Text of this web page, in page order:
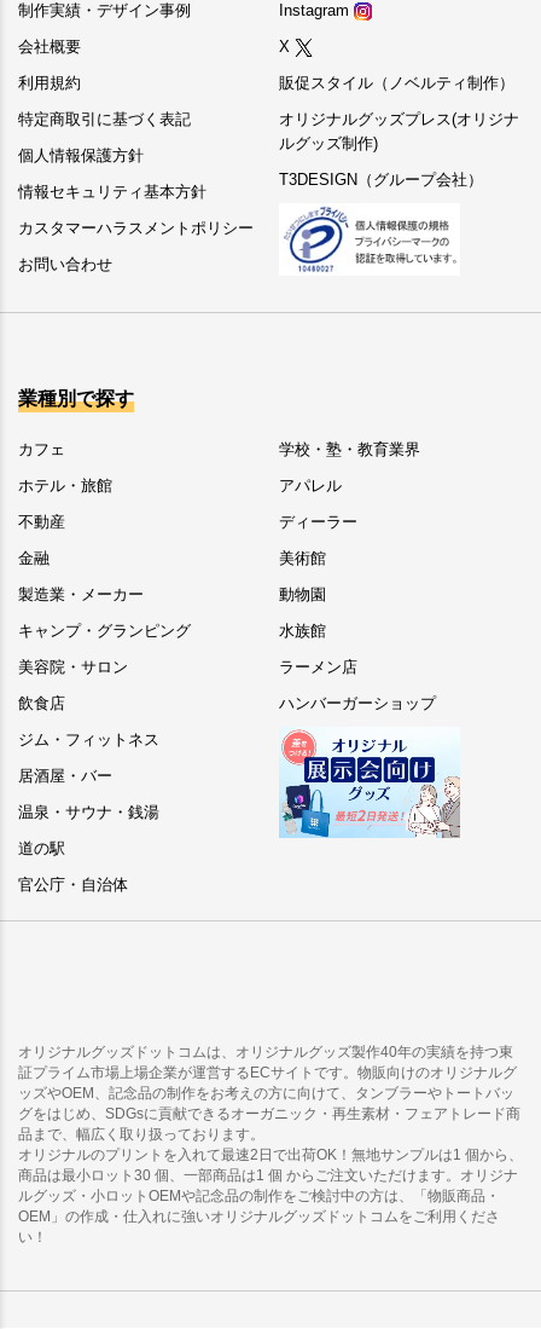
制作実績・デザイン事例
会社概要
利用規約
特定商取引に基づく表記
個人情報保護方針
情報セキュリティ基本方針
カスタマーハラスメントポリシー
お問い合わせ
Instagram
X
販促スタイル（ノベルティ制作）
オリジナルグッズプレス(オリジナ
ルグッズ制作)
T3DESIGN（グループ会社）
業種別で探す
カフェ
ホテル・旅館
不動産
金融
製造業・メーカー
キャンプ・グランピング
美容院・サロン
飲食店
ジム・フィットネス
居酒屋・バー
温泉・サウナ・銭湯
道の駅
官公庁・自治体
学校・塾・教育業界
アパレル
ディーラー
美術館
動物園
水族館
ラーメン店
ハンバーガーショップ
オリジナルグッズドットコムは、オリジナルグッズ製作40年の実績を持つ東
証プライム市場上場企業が運営するECサイトです。物販向けのオリジナルグ
ッズやOEM、記念品の制作をお考えの方に向けて、タンブラーやトートバッ
グをはじめ、SDGsに貢献できるオーガニック・再生素材・フェアトレード商
品まで、幅広く取り扱っております。
オリジナルのプリントを入れて最速2日で出荷OK！無地サンプルは1 個から、
商品は最小ロット30 個、一部商品は1 個 からご注文いただけます。オリジナ
ルグッズ・小ロットOEMや記念品の制作をご検討中の方は、「物販商品・
OEM」の作成・仕入れに強いオリジナルグッズドットコムをご利用くださ
い！